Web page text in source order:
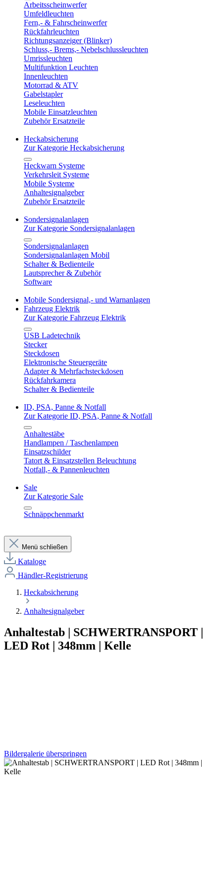
Arbeitsscheinwerfer
Umfeldleuchten
Fern,- & Fahrscheinwerfer
Rückfahrleuchten
Richtungsanzeiger (Blinker)
Schluss,- Brems,- Nebelschlussleuchten
Umrissleuchten
Multifunktion Leuchten
Innenleuchten
Motorrad & ATV
Gabelstapler
Leseleuchten
Mobile Einsatzleuchten
Zubehör Ersatzteile
Heckabsicherung
Zur Kategorie Heckabsicherung
Heckwarn Systeme
Verkehrsleit Systeme
Mobile Systeme
Anhaltesignalgeber
Zubehör Ersatzteile
Sondersignalanlagen
Zur Kategorie Sondersignalanlagen
Sondersignalanlagen
Sondersignalanlagen Mobil
Schalter & Bedienteile
Lautsprecher & Zubehör
Software
Mobile Sondersignal,- und Warnanlagen
Fahrzeug Elektrik
Zur Kategorie Fahrzeug Elektrik
USB Ladetechnik
Stecker
Steckdosen
Elektronische Steuergeräte
Adapter & Mehrfachsteckdosen
Rückfahrkamera
Schalter & Bedienteile
ID, PSA, Panne & Notfall
Zur Kategorie ID, PSA, Panne & Notfall
Anhaltestäbe
Handlampen / Taschenlampen
Einsatzschilder
Tatort & Einsatzstellen Beleuchtung
Notfall,- & Pannenleuchten
Sale
Zur Kategorie Sale
Schnäppchenmarkt
Menü schließen
Kataloge
Händler-Registrierung
Heckabsicherung
Anhaltesignalgeber
Anhaltestab | SCHWERTRANSPORT |
LED Rot | 348mm | Kelle
Bildergalerie überspringen